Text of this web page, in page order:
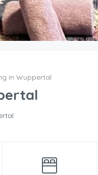
in Wuppertal